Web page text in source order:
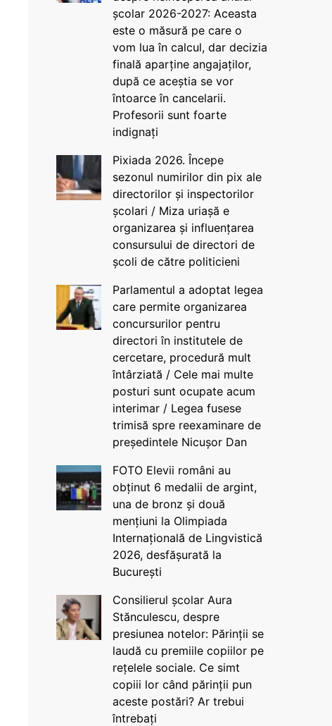
școlar 2026-2027: Aceasta
este o măsură pe care o
vom lua în calcul, dar decizia
finală aparține angajaților,
după ce aceștia se vor
întoarce în cancelarii.
Profesorii sunt foarte
indignați
Pixiada 2026. Începe
sezonul numirilor din pix ale
directorilor și inspectorilor
școlari / Miza uriașă e
organizarea și influențarea
consursului de directori de
școli de către politicieni
Parlamentul a adoptat legea
care permite organizarea
concursurilor pentru
directori în institutele de
cercetare, procedură mult
întârziată / Cele mai multe
posturi sunt ocupate acum
interimar / Legea fusese
trimisă spre reexaminare de
președintele Nicușor Dan
FOTO Elevii români au
obținut 6 medalii de argint,
una de bronz și două
mențiuni la Olimpiada
Internațională de Lingvistică
2026, desfășurată la
București
Consilierul școlar Aura
Stănculescu, despre
presiunea notelor: Părinții se
laudă cu premiile copiilor pe
rețelele sociale. Ce simt
copiii lor când părinții pun
aceste postări? Ar trebui
întrebați